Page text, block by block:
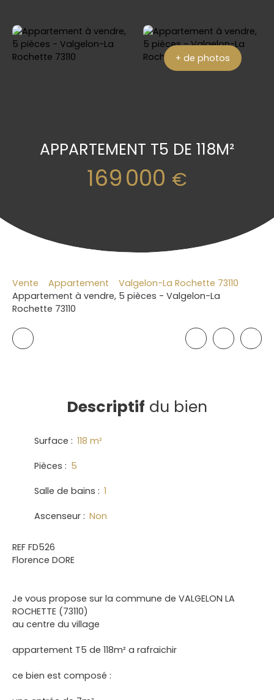
+ de photos
APPARTEMENT T5 DE 118M²
169 000 €
Vente Appartement
Valgelon-La Rochette 73110
Appartement à vendre, 5 pièces - Valgelon-La
Rochette 73110
Descriptif du bien
Surface : 118 m²
Pièces : 5
Salle de bains : 1
Ascenseur : Non
REF FD526
Florence DORE
Je vous propose sur la commune de VALGELON LA
ROCHETTE (73110)
au centre du village
appartement T5 de 118m² a rafraichir
ce bien est composé :